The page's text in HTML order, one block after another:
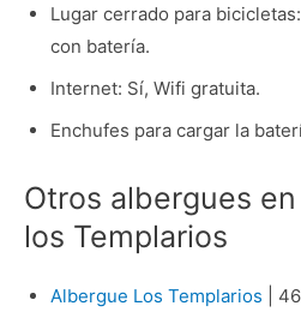
Lugar cerrado para
con batería.
Internet: Sí, Wifi gratuita.
Enchufes para cargar la
Otros albergues
los Templarios
Albergue Los Templarios |